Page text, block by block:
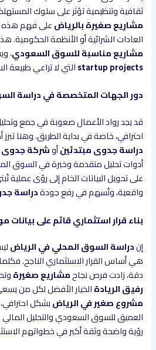
ثقافية وتنظيمية تؤثر على سلوك
مشاريع صغيرة بالرياضعلى فهم هذه
العادات الشرائية أو الأنظمة الحكومية.
مشاريع مناسبة للسوق السعودي،
startup projectsالتي لا تراعي طبيعة
دور الجهات المتخصصة في دراسة
قد يجد رواد الأعمال صعوبة في جمع
احترافي، خاصة في بداية الطريق. وهنا
دراسة جدوى مبتدئينأوشركة جدوى
أدوات تحليل متقدمة وخبرة في السوق
على تحويل البيانات الخام إلى رؤى عملية
واقعية، وتُسهم في رفع جودةدراسة
بناء قرار استثماري قائم على بيانات
إندراسة السوق المحلي في الرياض
هي أساس القرار الاستثماري الناجح.
دقة، زادت فرص نجاحمشاريع صغيرة
رفيق الريادةالخيار الأفضل لكل من
مشروع صغير في الرياضبشكل
العميق للسوق السعودي والتحليل المالي
رؤية واضحة وثقة أكبر في خطواتهم